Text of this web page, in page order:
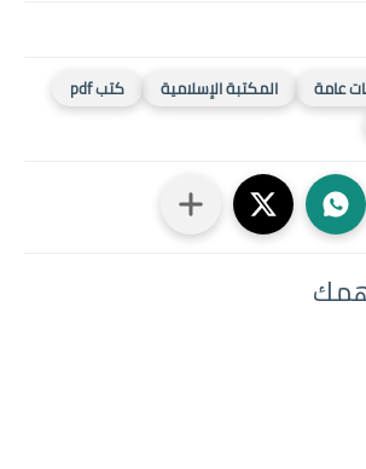
عامة المكتبة الإسلامية
كتب pdf